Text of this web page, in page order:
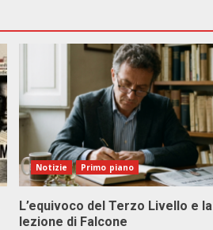
Notizie Primo piano
L’equivoco del Terzo Livello e la
lezione di Falcone